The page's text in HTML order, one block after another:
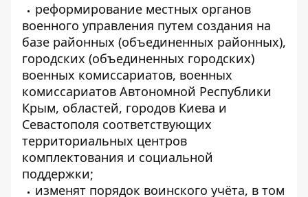
реформирование местных органов
военного управления путем создания на
базе районных (объединенных районных),
городских (объединенных городских)
военных комиссариатов, военных
комиссариатов Автономной Республики
Крым, областей, городов Киева и
Севастополя соответствующих
территориальных центров
комплектования и социальной
поддержки;
изменят порядок воинского учёта, в том